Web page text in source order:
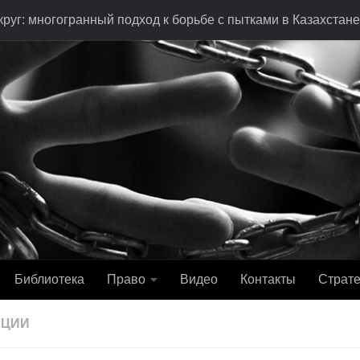
многогранный подход к борьбе с пытками в Казахстане
Библиотека Право Видео Контакты